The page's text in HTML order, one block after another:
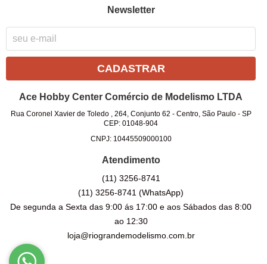
Newsletter
CADASTRAR
Ace Hobby Center Comércio de Modelismo LTDA
Rua Coronel Xavier de Toledo , 264, Conjunto 62 - Centro, São Paulo- SP
CEP: 01048-904
CNPJ: 10445509000100
Atendimento
(11) 3256-8741
(11) 3256-8741(WhatsApp)
De segunda a Sexta das 9:00 ás 17:00 e aos Sábados das 8:00
ao 12:30
loja@riograndemodelismo.com.br